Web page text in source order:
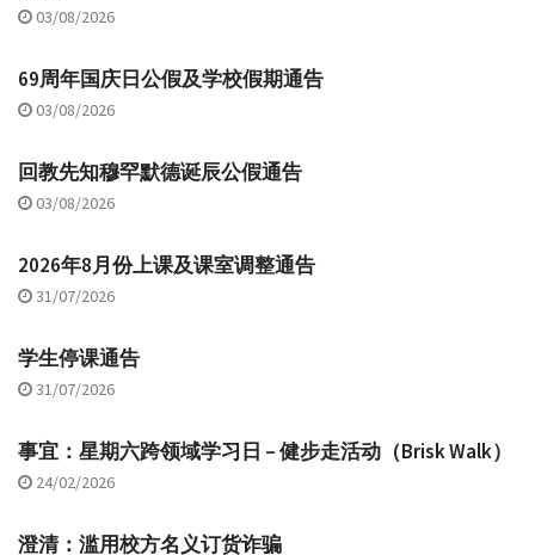
03/08/2026
69周年国庆日公假及学校假期通告
03/08/2026
回教先知穆罕默德诞辰公假通告
03/08/2026
2026年8月份上课及课室调整通告
31/07/2026
学生停课通告
31/07/2026
事宜：星期六跨领域学习日 – 健步走活动（Brisk Walk）
24/02/2026
澄清：滥用校方名义订货诈骗